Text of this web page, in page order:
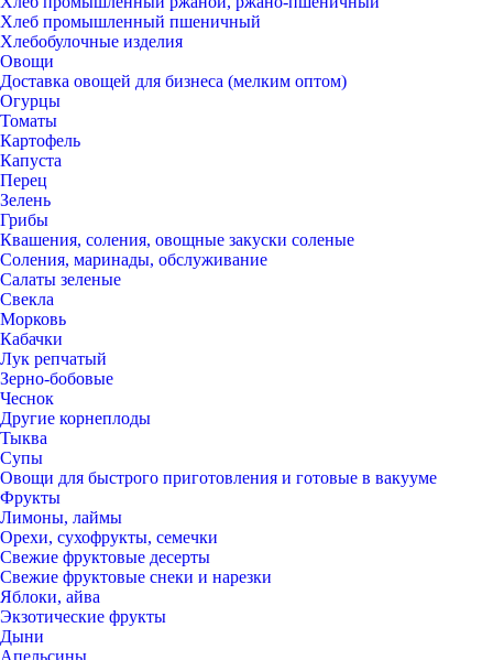
Хлеб промышленный пшеничный
Хлебобулочные изделия
Овощи
Доставка овощей для бизнеса (мелким оптом)
Огурцы
Томаты
Картофель
Капуста
Перец
Зелень
Грибы
Квашения, соления, овощные закуски соленые
Соления, маринады, обслуживание
Салаты зеленые
Свекла
Морковь
Кабачки
Лук репчатый
Зерно-бобовые
Чеснок
Другие корнеплоды
Тыква
Супы
Овощи для быстрого приготовления и готовые в вакууме
Фрукты
Лимоны, лаймы
Орехи, сухофрукты, семечки
Свежие фруктовые десерты
Свежие фруктовые снеки и нарезки
Яблоки, айва
Экзотические фрукты
Дыни